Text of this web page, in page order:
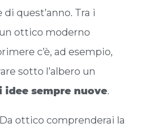
di quest’anno. Tra i
ottico moderno
c’è, ad esempio,
sotto l’albero un
idee sempre nuove.
ottico comprenderai la